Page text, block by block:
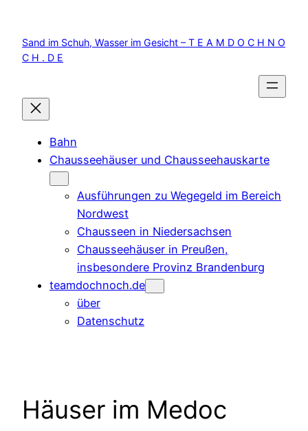
springen
Sand im Schuh, Wasser im Gesicht – T E A M D O C H N O
C H . D E
Bahn
Chausseehäuser und Chausseehauskarte
Ausführungen zu Wegegeld im Bereich
Nordwest
Chausseen in Niedersachsen
Chausseehäuser in Preußen,
insbesondere Provinz Brandenburg
teamdochnoch.de
über
Datenschutz
Häuser im Medoc